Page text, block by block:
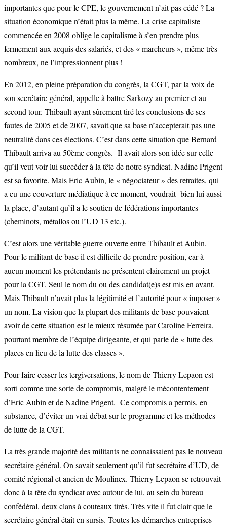
importantes que pour le CPE, le gouvernement n’ait pas cédé ? La
situation économique n’était plus la même. La crise capitaliste
commencée en 2008 oblige le capitalisme à s’en prendre plus
fermement aux acquis des salariés, et des « marcheurs », même très
nombreux, ne l’impressionnent plus !
En 2012, en pleine préparation du congrès, la CGT, par la voix de
son secrétaire général, appelle à battre Sarkozy au premier et au
second tour. Thibault ayant sûrement tiré les conclusions de ses
fautes de 2005 et de 2007, savait que sa base n’accepterait pas une
neutralité dans ces élections. C’est dans cette situation que Bernard
Thibault arriva au 50ème congrès. Il avait alors son idée sur celle
qu’il veut voir lui succéder à la tête de notre syndicat. Nadine Prigent
est sa favorite. Mais Eric Aubin, le « négociateur » des retraites, qui
a eu une couverture médiatique à ce moment, voudrait bien lui aussi
la place, d’autant qu’il a le soutien de fédérations importantes
(cheminots, métallos ou l’UD 13 etc.).
C’est alors une véritable guerre ouverte entre Thibault et Aubin.
Pour le militant de base il est difficile de prendre position, car à
aucun moment les prétendants ne présentent clairement un projet
pour la CGT. Seul le nom du ou des candidat(e)s est mis en avant.
Mais Thibault n’avait plus la légitimité et l’autorité pour « imposer »
un nom. La vision que la plupart des militants de base pouvaient
avoir de cette situation est le mieux résumée par Caroline Ferreira,
pourtant membre de l’équipe dirigeante, et qui parle de « lutte des
places en lieu de la lutte des classes ».
Pour faire cesser les tergiversations, le nom de Thierry Lepaon est
sorti comme une sorte de compromis, malgré le mécontentement
d’Eric Aubin et de Nadine Prigent. Ce compromis a permis, en
substance, d’éviter un vrai débat sur le programme et les méthodes
de lutte de la CGT.
La très grande majorité des militants ne connaissaient pas le nouveau
secrétaire général. On savait seulement qu’il fut secrétaire d’UD, de
comité régional et ancien de Moulinex. Thierry Lepaon se retrouvait
donc à la tête du syndicat avec autour de lui, au sein du bureau
confédéral, deux clans à couteaux tirés. Très vite il fut clair que le
secrétaire général était en sursis. Toutes les démarches entreprises